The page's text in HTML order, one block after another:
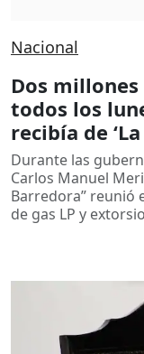
Nacional
Dos
todos los
recibía de
Durante las
Carlos Manuel
Barredora” reunió
de gas LP y